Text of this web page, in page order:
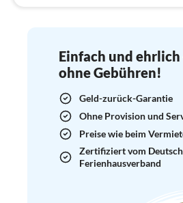
Einfach und ehrlich
ohne Gebühren!
Geld-zurück-Garantie
Ohne Provision und
Preise wie beim
Zertifiziert vom
Ferienhausverband